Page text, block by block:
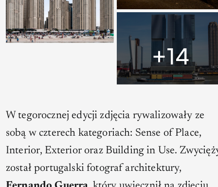
W tegorocznej edycji zdjęcia rywalizowały ze
sobą w czterech kategoriach: Sense of Place,
Interior, Exteriororaz Building in Use.
został portugalski fotograf architektury,